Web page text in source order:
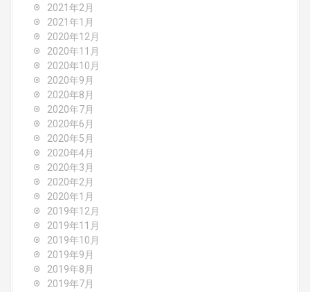
2021年2月
2021年1月
2020年12月
2020年11月
2020年10月
2020年9月
2020年8月
2020年7月
2020年6月
2020年5月
2020年4月
2020年3月
2020年2月
2020年1月
2019年12月
2019年11月
2019年10月
2019年9月
2019年8月
2019年7月